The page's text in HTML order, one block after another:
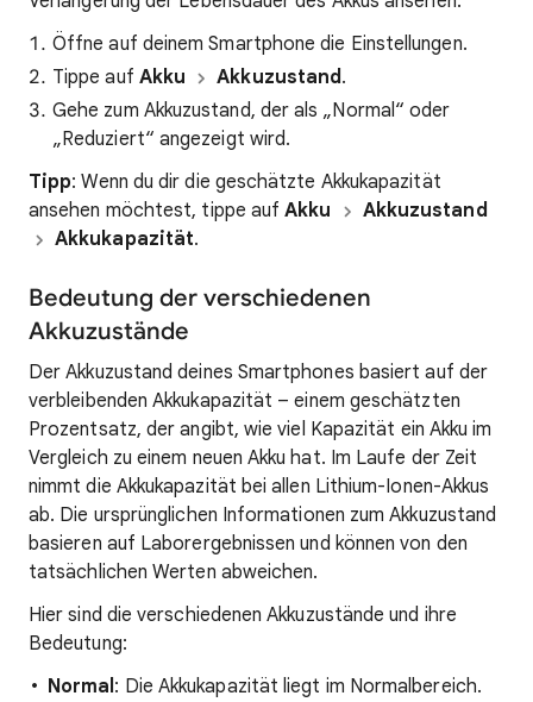
Öffne auf deinem Smartphone die Einstellungen.
Tippe auf Akku Akkuzustand.
Gehe zum Akkuzustand, der als „Normal“ oder
„Reduziert“ angezeigt wird.
Tipp: Wenn du dir die geschätzte Akkukapazität
ansehen möchtest, tippe aufAkku
Akkuzustand
Akkukapazität.
Bedeutung der verschiedenen
Akkuzustände
Der Akkuzustand deines Smartphones basiert auf der
verbleibenden Akkukapazität – einem geschätzten
Prozentsatz, der angibt, wie viel Kapazität ein Akku im
Vergleich zu einem neuen Akku hat. Im Laufe der Zeit
nimmt die Akkukapazität bei allen Lithium-Ionen-Akkus
ab. Die ursprünglichen Informationen zum Akkuzustand
basieren auf Laborergebnissen und können von den
tatsächlichen Werten abweichen.
Hier sind die verschiedenen Akkuzustände und ihre
Bedeutung:
Normal: Die Akkukapazität liegt im Normalbereich.